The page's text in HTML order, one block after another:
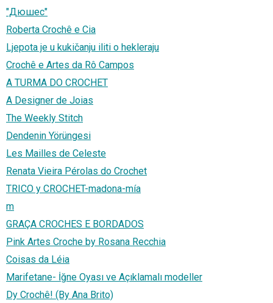
"Дюшес"
Roberta Crochê e Cia
Ljepota je u kukičanju iliti o hekleraju
Crochê e Artes da Rô Campos
A TURMA DO CROCHET
A Designer de Joias
The Weekly Stitch
Dendenin Yörüngesi
Les Mailles de Celeste
Renata Vieira Pérolas do Crochet
TRICO y CROCHET-madona-mía
m
GRAÇA CROCHES E BORDADOS
Pink Artes Croche by Rosana Recchia
Coisas da Léia
Marifetane- İğne Oyası ve Açıklamalı modeller
Dy Crochê! (By Ana Brito)